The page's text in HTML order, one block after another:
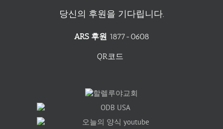
당신의 후원을 기다립니다.
ARS 후원 1877-0608
QR코드